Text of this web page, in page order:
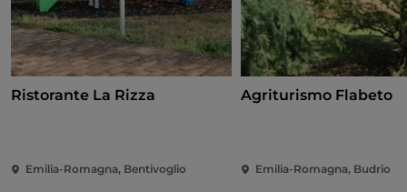
Ristorante La Rizza
Emilia-Romagna, Bentivoglio
Agriturismo Flabeto
Emilia-Romagna, Budrio